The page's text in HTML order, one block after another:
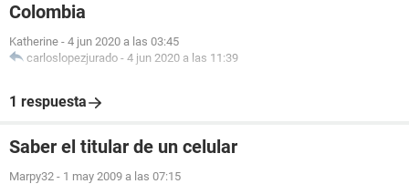
Colombia
Katherine - 4 jun 2020 a las 03:45
carloslopezjurado - 4 jun 2020 a las 11:39
1 respuesta
Saber el titular de un celular
Marpy32 - 1 may 2009 a las 07:15